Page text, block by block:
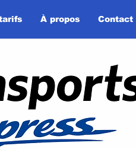
À propos Contact